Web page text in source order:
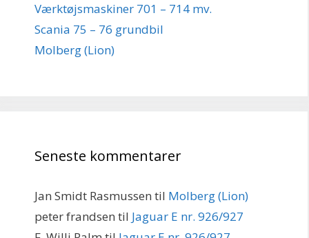
Værktøjsmaskiner 701 – 714 mv.
Scania 75 – 76 grundbil
Molberg (Lion)
Seneste kommentarer
Jan Smidt Rasmussen til Molberg (Lion)
peter frandsen til Jaguar E nr. 926/927